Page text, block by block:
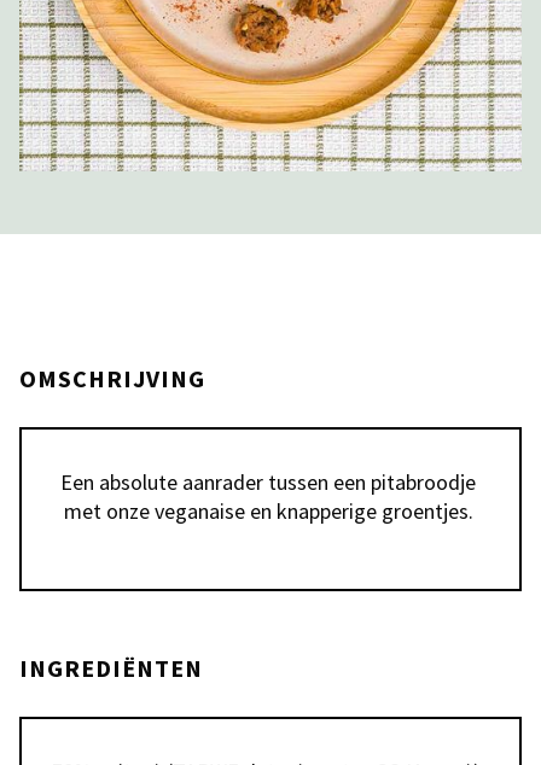
OMSCHRIJVING
Een absolute aanrader tussen een pitabroodje
met onze veganaise en knapperige groentjes.
INGREDIËNTEN